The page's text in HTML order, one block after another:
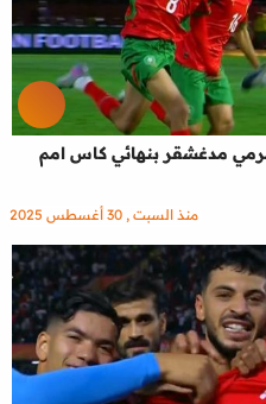
مدغشقر بنهائي كاس امم
منذ السبت , 30 أغسطس 2025